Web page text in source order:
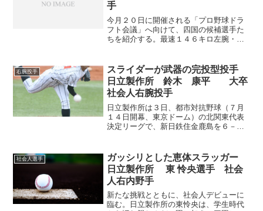
手
今月２０日に開催される「プロ野球ドラ
フト会議」へ向けて、四国の候補選手た
ちを紹介する。最速１４６キロ左腕・阿
に、プロ入りを誓う。 運命のドラフト
目前、森山は「不安はあり...
右腕投手
スライダーが武器の完投型投手
日立製作所 鈴木 康平 大卒
社会人右腕投手
日立製作所は３日、都市対抗野球（７月
１４日開幕、東京ドーム）の北関東代表
決定リーグで、新日鉄住金鹿島を６－２
木は８回２失点と好投し「変化球でカウ
ントがとれた」。プロ９球団...
社会人選手
ガッシリとした恵体スラッガー
日立製作所 東 怜央選手 社会
人右内野手
新たな挑戦とともに、社会人デビューに
臨む。日立製作所の東怜央は、学生時代